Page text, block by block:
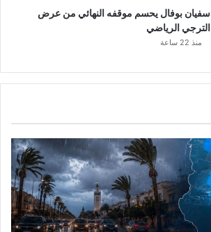
سفيان بوفال يحسم موقفه النهائي من عرض
الترجي الرياضي
منذ 22 ساعة